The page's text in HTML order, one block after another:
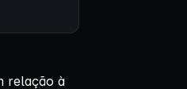
relação à